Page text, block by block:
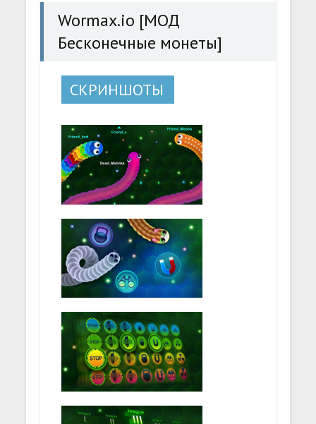
Wormax.io [МОД
Бесконечные монеты]
СКРИНШОТЫ